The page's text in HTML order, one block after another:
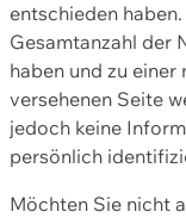
entschieden
Gesamtanzahl der
haben und zu
versehenen Seite
jedoch keine
persönlich
Möchten Sie nicht